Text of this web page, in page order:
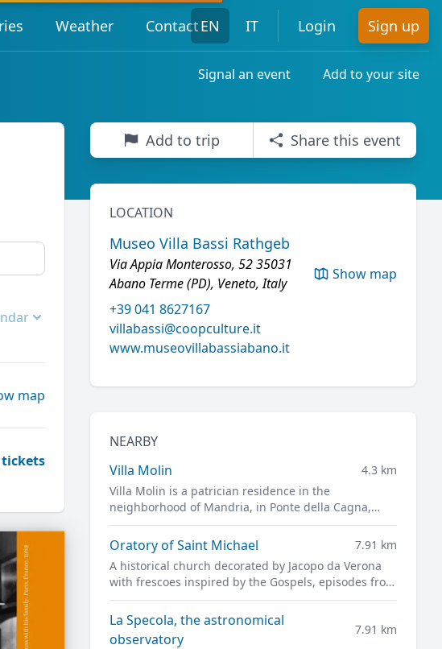
Weather ContactEN IT Login Sign up
Signal an event Add to your site
options
map
Add to trip Share this event
LOCATION
Museo Villa Bassi Rathgeb
Via Appia Monterosso, 52 35031
Abano Terme (PD), Veneto, Italy
Show map
+39 041 8627167
villabassi@coopculture.it
www.museovillabassiabano.it
NEARBY
Villa Molin
4.3 km
Villa Molin is a patrician residence in the
neighborhood of Mandria, in Ponte della Cagna,
south of Padua. It was designed for Nicolò Molin, a
Venetian noble, by Vincenzo Scamozzi and
completed in 1597.
Oratory of Saint Michael
7.91 km
A historical church decorated by Jacopo da Verona
with frescoes inspired by the Gospels, episodes from
daily life, and portraits of leading figures of
fourteenth-century Padua
La Specola, the astronomical
observatory
7.91 km